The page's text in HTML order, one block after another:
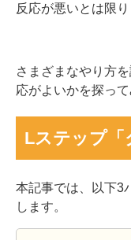
反応が悪いとは限り
さまざまなやり方
応がよいかを探っ
Lステップ「
本記事では、以下3
します。